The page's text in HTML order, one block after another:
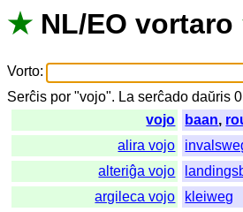
★ NL/EO vortaro
Vorto:
Serĉis por "vojo". La serĉado daŭris
vojo
baan,
alira vojo
alteriĝa vojo
argileca vojo
kleiweg